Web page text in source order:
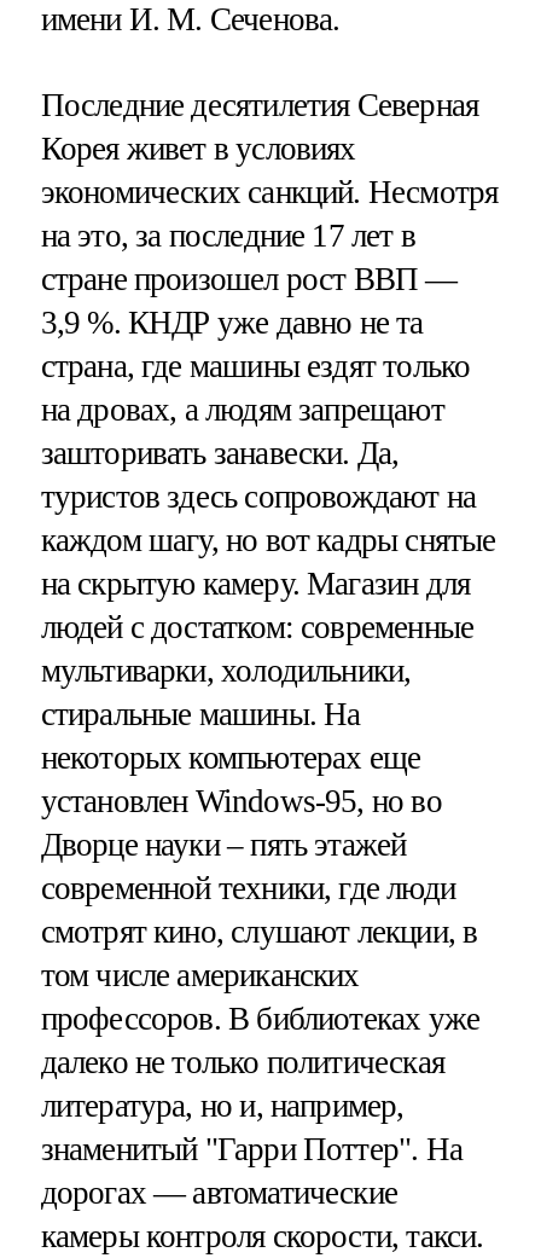
имени И. М. Сеченова.
Последние десятилетия Северная
Корея живет в условиях
экономических санкций. Несмотря
на это, за последние 17 лет в
стране произошел рост ВВП —
3,9 %. КНДР уже давно не та
страна, где машины ездят только
на дровах, а людям запрещают
зашторивать занавески. Да,
туристов здесь сопровождают на
каждом шагу, но вот кадры снятые
на скрытую камеру. Магазин для
людей с достатком: современные
мультиварки, холодильники,
стиральные машины. На
некоторых компьютерах еще
установлен Windows-95, но во
Дворце науки – пять этажей
современной техники, где люди
смотрят кино, слушают лекции, в
том числе американских
профессоров. В библиотеках уже
далеко не только политическая
литература, но и, например,
знаменитый "Гарри Поттер". На
дорогах — автоматические
камеры контроля скорости, такси.